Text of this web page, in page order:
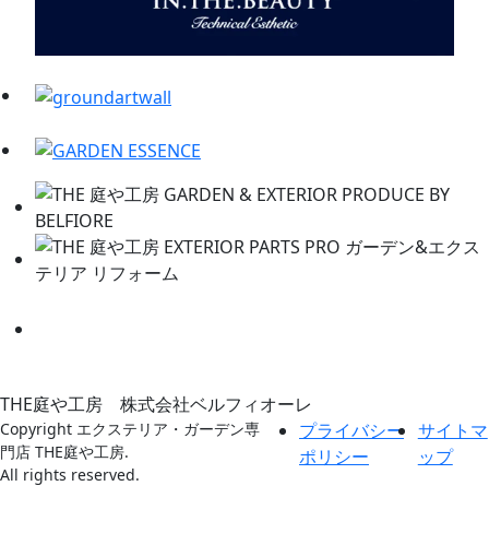
THE庭や工房 株式会社ベルフィオーレ
Copyright エクステリア・ガーデン専
門店 THE庭や工房.
All rights reserved.
プライバシー
ポリシー
サイトマ
ップ